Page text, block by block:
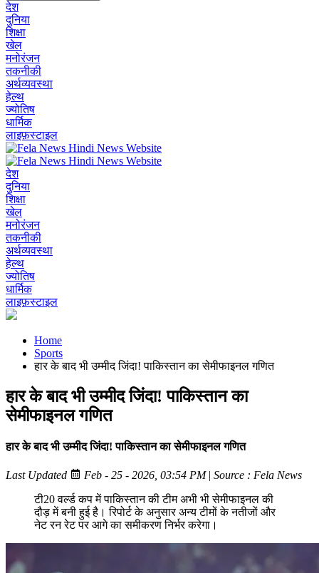
देश
दुनिया
शिक्षा
खेल
मनोरंजन
तकनीकी
अर्थव्यवस्था
हेल्थ
ज्योतिष
धार्मिक
लाइफ़स्टाइल
देश
दुनिया
शिक्षा
खेल
मनोरंजन
तकनीकी
अर्थव्यवस्था
हेल्थ
ज्योतिष
धार्मिक
लाइफ़स्टाइल
Home
Sports
हार के बाद भी उम्मीद जिंदा! पाकिस्तान का सेमीफाइनल गणित
हार के बाद भी उम्मीद जिंदा! पाकिस्तान का
सेमीफाइनल गणित
हार के बाद भी उम्मीद जिंदा! पाकिस्तान का सेमीफाइनल गणित
Last Updated Feb - 25 - 2026, 03:54 PM| Source : Fela News
टी20 वर्ल्ड कप में पाकिस्तान की टीम अभी भी सेमीफाइनल की
दौड़ में बनी हुई है। रिपोर्ट के अनुसार अन्य टीमों के नतीजों और
नेट रन रेट पर आगे का समीकरण निर्भर करेगा।